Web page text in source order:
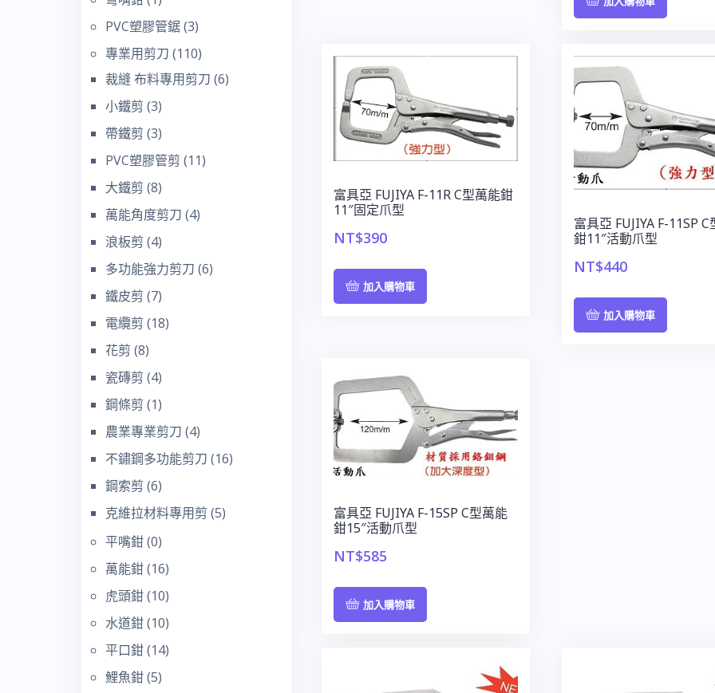
富具亞 FUJIYA F-11R C型萬能鉗
11″固定爪型
NT$390
加入購物車
富具亞 FUJIYA F-11SP
鉗11″活動爪型
NT$440
加入購物車
富具亞 FUJIYA F-15SP C型萬能
鉗15″活動爪型
NT$585
加入購物車
PVC塑膠管鋸(3)
專業用剪刀 (110)
裁縫 布料專用剪刀 (6)
小鐵剪 (3)
帶鐵剪 (3)
PVC塑膠管剪 (11)
大鐵剪 (8)
萬能角度剪刀 (4)
浪板剪 (4)
多功能強力剪刀 (6)
鐵皮剪 (7)
電纜剪 (18)
花剪 (8)
瓷磚剪 (4)
鋼條剪 (1)
農業專業剪刀 (4)
不鏽鋼多功能剪刀 (16)
鋼索剪 (6)
克維拉材料專用剪 (5)
平嘴鉗(0)
萬能鉗(16)
虎頭鉗(10)
水道鉗(10)
平口鉗(14)
鯉魚鉗(5)